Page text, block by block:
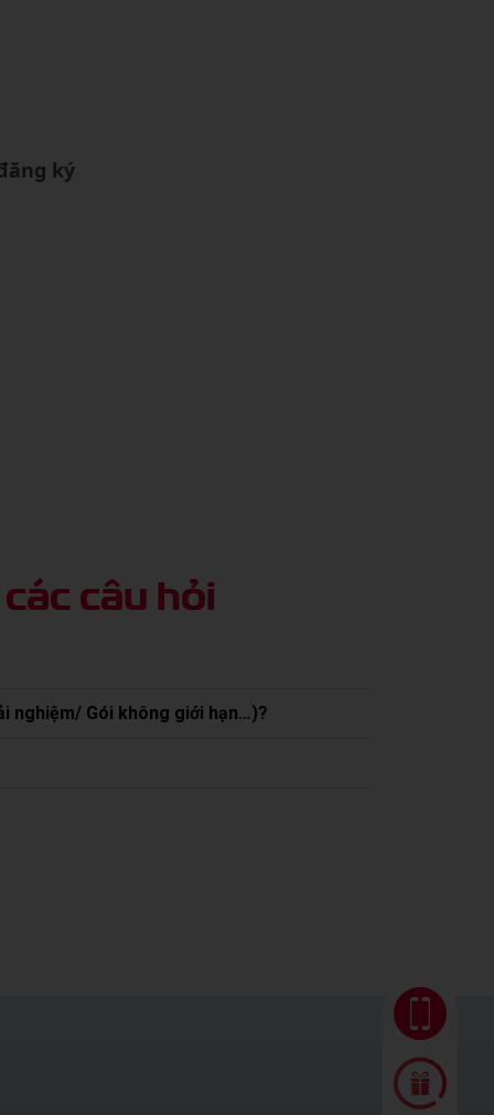
ký
câu hỏi
nghiệm/ Gói không giới hạn…)?